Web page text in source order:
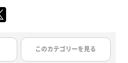
このカテゴリーを見る